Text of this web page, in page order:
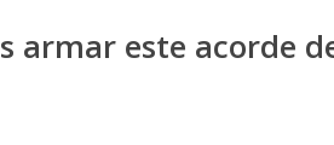
armar este acorde